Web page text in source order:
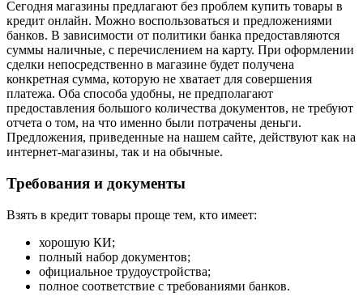
Сегодня магазины предлагают без проблем купить товары в
кредит онлайн. Можно воспользоваться и предложениями
банков. В зависимости от политики банка предоставляются
суммы наличные, с перечислением на карту. При оформлении
сделки непосредственно в магазине будет получена
конкретная сумма, которую не хватает для совершения
платежа. Оба способа удобны, не предполагают
предоставления большого количества документов, не требуют
отчета о том, на что именно были потрачены деньги.
Предложения, приведенные на нашем сайте, действуют как на
интернет-магазины, так и на обычные.
Требования и документы
Взять в кредит товары проще тем, кто имеет:
хорошую КИ;
полный набор документов;
официальное трудоустройства;
полное соответствие с требованиями банков.